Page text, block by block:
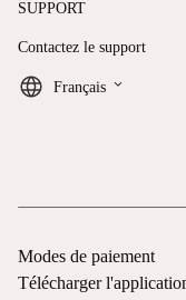
SUPPORT
Contactez le support
Français keyboard_arrow_down
Modes de paiement
Télécharger